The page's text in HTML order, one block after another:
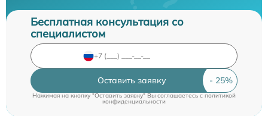
Бесплатная консультация со
специалистом
Оставить заявку
Нажимая на кнопку "Оставить заявку" Вы соглашаетесь cполитикой
конфиденциальности